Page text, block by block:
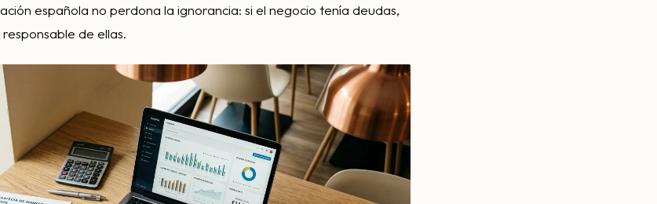
española no perdona la ignorancia: si el negocio tenía deudas,
de ellas.